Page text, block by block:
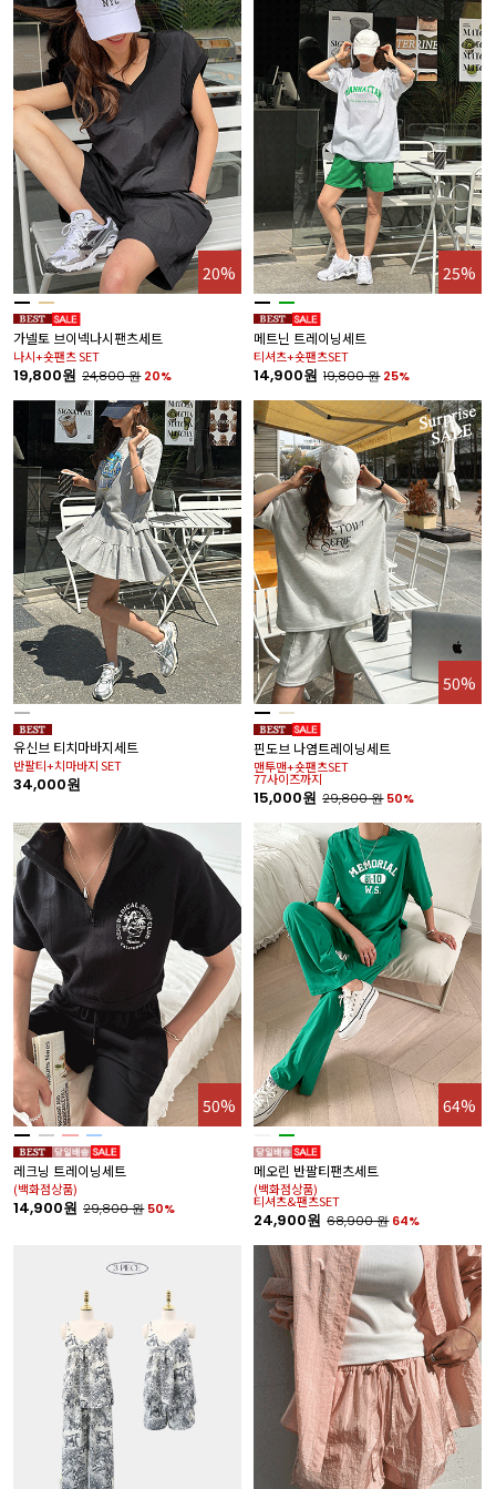
20%
가넬토 브이넥나시팬츠세트
나시+숏팬츠 SET
19,800원 24,800원 20%
25%
메트닌 트레이닝세트
티셔츠+숏팬츠SET
14,900원 19,800원 25%
유신브 티치마바지세트
반팔티+치마바지 SET
34,000원
50%
핀도브 나염트레이닝세트
맨투맨+숏팬츠SET
77사이즈까지
15,000원 29,800원 50%
50%
레크닝 트레이닝세트
(백화점상품)
14,900원 29,800원 50%
64%
메오린 반팔티팬츠세트
(백화점상품)
티셔츠&팬츠SET
24,900원 68,900원 64%